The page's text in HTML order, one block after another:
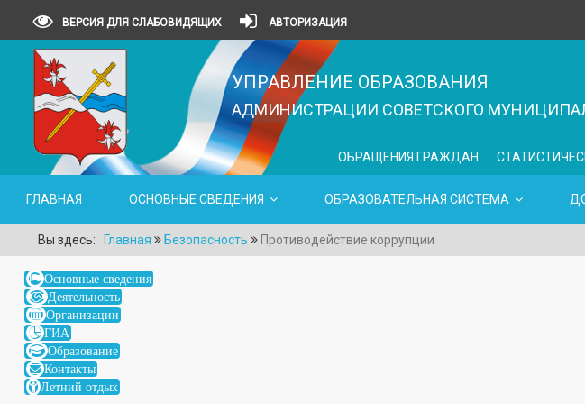
ВЕРСИЯ ДЛЯ СЛАБОВИДЯЩИХ АВТОРИЗАЦИЯ
УПРАВЛЕНИЕ ОБРАЗОВАНИЯ
АДМИНИСТРАЦИИ СОВЕТСКОГО
ОБРАЩЕНИЯ ГРАЖДАН
ГЛАВНАЯ ОСНОВНЫЕ СВЕДЕНИЯ ОБРАЗОВАТЕЛЬНАЯ СИСТЕМА
Вы здесь: Главная Безопасность Противодействие коррупции
Основные сведения
Деятельность
Организации
ГИА
Образование
Контакты
Летний отдых